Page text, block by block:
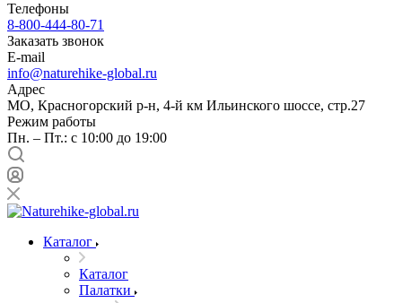
Телефоны
8-800-444-80-71
Заказать звонок
E-mail
info@naturehike-global.ru
Адрес
МО, Красногорский р-н, 4-й км Ильинского шоссе, стр.27
Режим работы
Пн. – Пт.: с 10:00 до 19:00
Каталог
Каталог
Палатки